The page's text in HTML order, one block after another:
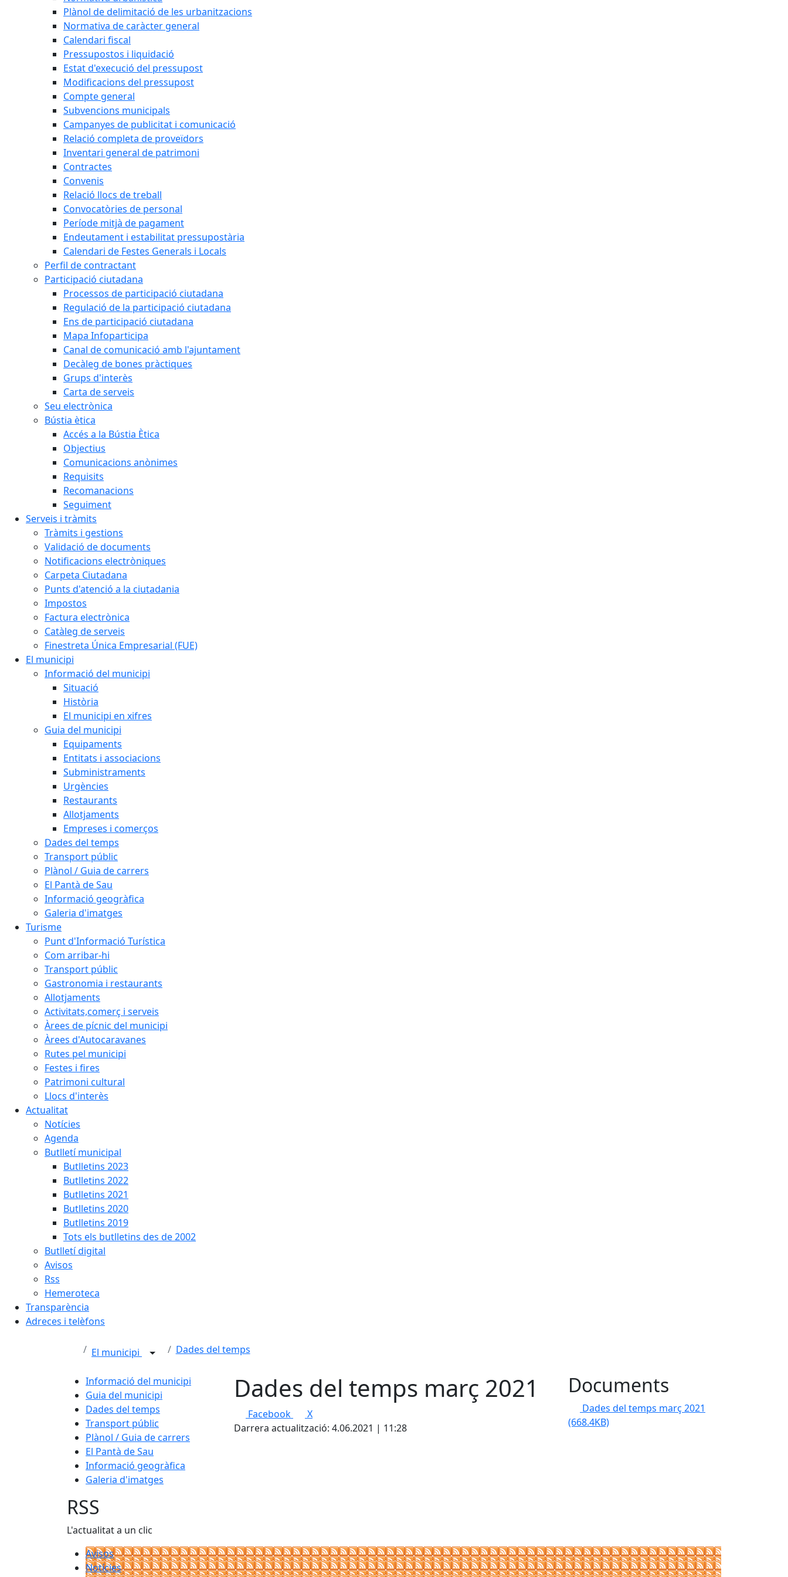
Plànol de delimitació de les urbanitzacions
Normativa de caràcter general
Calendari fiscal
Pressupostos i liquidació
Estat d'execució del pressupost
Modificacions del pressupost
Compte general
Subvencions municipals
Campanyes de publicitat i comunicació
Relació completa de proveïdors
Inventari general de patrimoni
Contractes
Convenis
Relació llocs de treball
Convocatòries de personal
Període mitjà de pagament
Endeutament i estabilitat pressupostària
Calendari de Festes Generals i Locals
Perfil de contractant
Participació ciutadana
Processos de participació ciutadana
Regulació de la participació ciutadana
Ens de participació ciutadana
Mapa Infoparticipa
Canal de comunicació amb l'ajuntament
Decàleg de bones pràctiques
Grups d'interès
Carta de serveis
Seu electrònica
Bústia ètica
Accés a la Bústia Ètica
Objectius
Comunicacions anònimes
Requisits
Recomanacions
Seguiment
Serveis i tràmits
Tràmits i gestions
Validació de documents
Notificacions electròniques
Carpeta Ciutadana
Punts d'atenció a la ciutadania
Impostos
Factura electrònica
Catàleg de serveis
Finestreta Única Empresarial (FUE)
El municipi
Informació del municipi
Situació
Història
El municipi en xifres
Guia del municipi
Equipaments
Entitats i associacions
Subministraments
Urgències
Restaurants
Allotjaments
Empreses i comerços
Dades del temps
Transport públic
Plànol / Guia de carrers
El Pantà de Sau
Informació geogràfica
Galeria d'imatges
Turisme
Punt d'Informació Turística
Com arribar-hi
Transport públic
Gastronomia i restaurants
Allotjaments
Activitats,comerç i serveis
Àrees de pícnic del municipi
Àrees d'Autocaravanes
Rutes pel municipi
Festes i fires
Patrimoni cultural
Llocs d'interès
Actualitat
Notícies
Agenda
Butlletí municipal
Butlletins 2023
Butlletins 2022
Butlletins 2021
Butlletins 2020
Butlletins 2019
Tots els butlletins des de 2002
Butlletí digital
Avisos
Rss
Hemeroteca
Transparència
Adreces i telèfons
El municipi Dades del temps
Informació del municipi
Guia del municipi
Dades del temps
Transport públic
Plànol / Guia de carrers
El Pantà de Sau
Informació geogràfica
Galeria d'imatges
Dades del temps març 2021
Facebook
X
Darrera actualització: 4.06.2021 | 11:28
Documents
Dades del temps març 2021
(668.4KB)
RSS
L'actualitat a un clic
Avisos
Notícies